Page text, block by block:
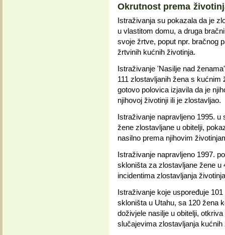
Okrutnost prema
Istraživanja su pokazala da je
u vlastitom domu, a druga
svoje žrtve, poput npr. bračnog
žrtvinih kućnih životinja.
Istraživanje 'Nasilje nad
111 zlostavljanih žena s
gotovo polovica izjavila da je
njihovoj životinji ili je zlostavljao.
Istraživanje napravljeno 1995.
žene zlostavljane u obitelji,
nasilno prema njihovim
Istraživanje napravljeno 1997.
skloništa za zlostavljane žene u
incidentima zlostavljanja
Istraživanje koje uspoređuje
skloništa u Utahu, sa 120 žena
doživjele nasilje u obitelji,
slučajevima zlostavljanja kućnih